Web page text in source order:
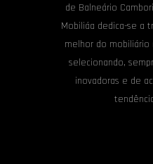
de Balneário
Mobiliáa dedica-se a
melhor do mobiliário
selecionando,
inovadoras e de